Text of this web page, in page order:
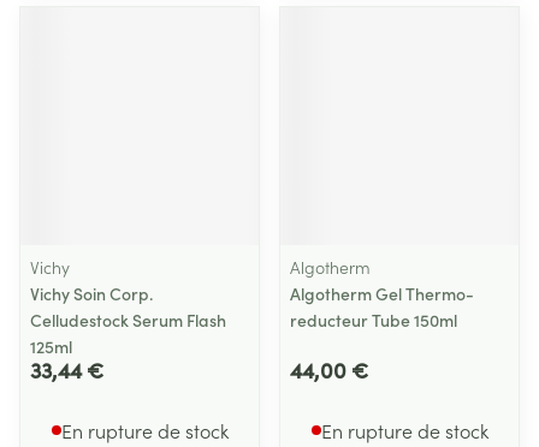
Vichy
Vichy Soin Corp.
Celludestock Serum Flash
125ml
33,44 €
En rupture de stock
Algotherm
Algotherm Gel Thermo-
reducteur Tube 150ml
44,00 €
En rupture de stock